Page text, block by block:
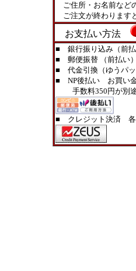
ご住所・お名前など
ご注文が終わります
お支払い方法
■ 銀行振り込み（前払
■ 郵便振替 （前払い）
■ 代金引換（ゆうパッ
■ NP後払い お買い金
手数料350円が別途
■ クレジット決済 各